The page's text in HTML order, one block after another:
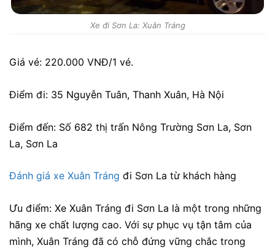
Xe đi Sơn La: Xuân Tráng
Giá vé: 220.000 VNĐ/1 vé.
Điểm đi: 35 Nguyễn Tuân, Thanh Xuân, Hà Nội
Điểm đến: Số 682 thị trấn Nông Trường Sơn La, Sơn
La, Sơn La
Đánh giá xe Xuân Tráng đi Sơn La từ khách hàng
Ưu điểm: Xe Xuân Tráng đi Sơn La là một trong những
hãng xe chất lượng cao. Với sự phục vụ tận tâm của
mình, Xuân Tráng đã có chỗ đứng vững chắc trong